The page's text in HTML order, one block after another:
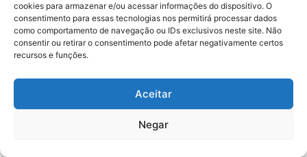
cookies para armazenar e/ou acessar informações do dispositivo. O
consentimento para essas tecnologias nos permitirá processar dados
como comportamento de navegação ou IDs exclusivos neste site. Não
consentir ou retirar o consentimento pode afetar negativamente certos
recursos e funções.
Aceitar
Negar